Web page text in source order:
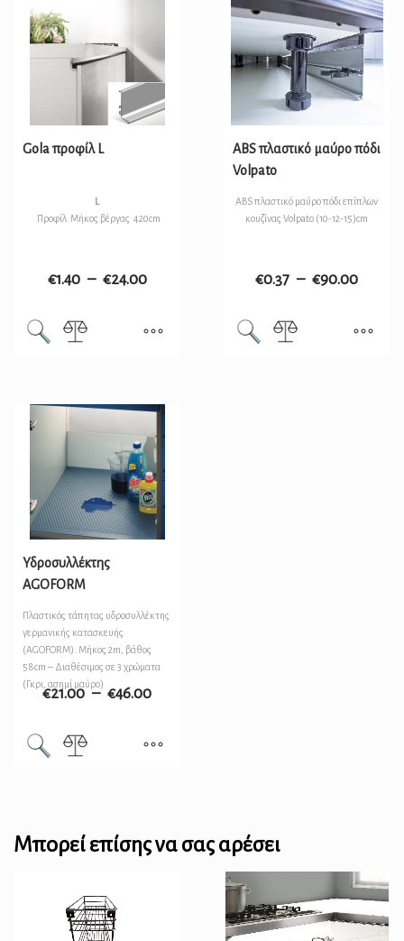
Gola προφίλ L
L
Προφίλ Μήκος βέργας 420cm
€1.40 – €24.00
ABS πλαστικό μαύρο πόδι
Volpato
ABS πλαστικό μαύρο πόδι επίπλων
κουζίνας Volpato (10-12-15)cm
€0.37 – €90.00
Υδροσυλλέκτης
AGOFORM
Πλαστικός τάπητας υδροσυλλέκτης
γερμανικής κατασκευής
(AGOFORM). Μήκος 2m, βάθος
58cm – Διαθέσιμος σε 3 χρώματα
(Γκρι, ασημί μαύρο)
€21.00 – €46.00
Μπορεί επίσης να σας αρέσει